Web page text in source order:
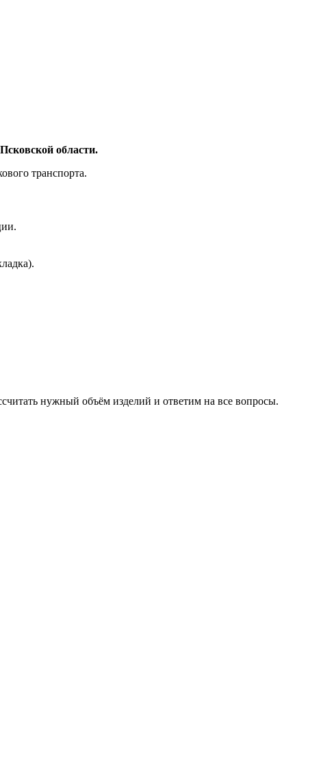
области.
транспорта.
нужный объём изделий и ответим на все вопросы.